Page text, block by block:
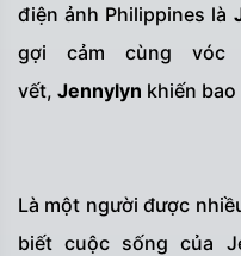
điện ảnh Philippines là
gợi cảm cùng
vết, Jennylyn khiến bao
Là một người được
biết cuộc sống của